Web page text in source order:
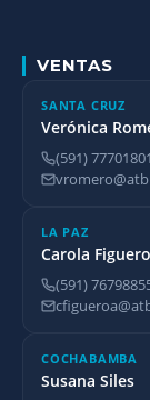
VENTAS
SANTA CRUZ
Verónica
(591) 77701801
LA PAZ
Carola
(591)
COCHABAMBA
Susana Siles